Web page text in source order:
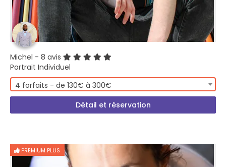
Michel - 8 avis
Portrait Individuel
4 forfaits - de 130€ à 300€
Détail et réservation
PREMIUM PLUS